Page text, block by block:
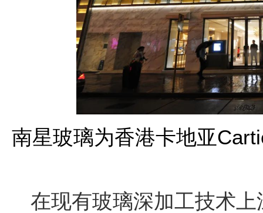
南星玻璃为香港卡地亚
在现有玻璃深加工技术